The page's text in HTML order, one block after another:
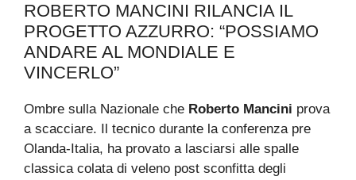
ROBERTO MANCINI RILANCIA IL
PROGETTO AZZURRO: “POSSIAMO
ANDARE AL MONDIALE E
VINCERLO”
Ombre sulla Nazionale che Roberto Mancini prova
a scacciare. Il tecnico durante la conferenza pre
Olanda-Italia, ha provato a lasciarsi alle spalle
classica colata di veleno post sconfitta degli